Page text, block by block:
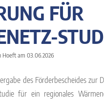
FÜR
am 03.06.2026
des Förderbescheides zur
für ein regionales